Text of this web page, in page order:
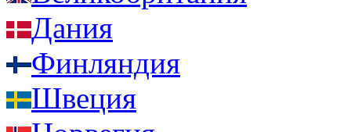
Дания
Финляндия
Швеция